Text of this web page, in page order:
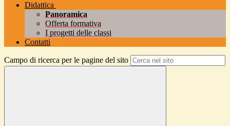
Didattica
Panoramica
Offerta formativa
I progetti delle classi
Contatti
Campo di ricerca per le pagine del sito